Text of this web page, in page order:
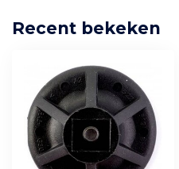
Recent bekeken